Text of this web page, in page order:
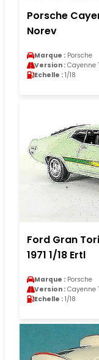
Porsche
Norev
Marque : Porsche
Version : Cayenne
Echelle : 1/18
Ford Gran
1971 1/18 Ertl
Marque : Porsche
Version : Cayenne
Echelle : 1/18